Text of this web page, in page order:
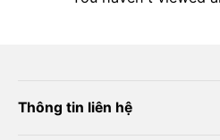
Thông tin liên hệ